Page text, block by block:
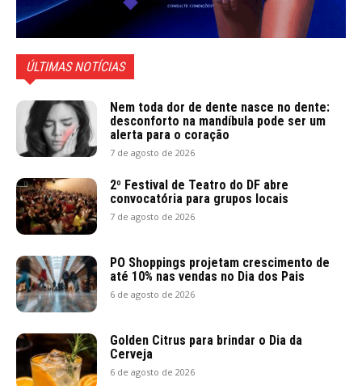
ÚLTIMAS NOTÍCIAS
Nem toda dor de dente nasce no dente:
desconforto na mandíbula pode ser um
alerta para o coração
7 de agosto de 2026
2º Festival de Teatro do DF abre
convocatória para grupos locais
7 de agosto de 2026
PO Shoppings projetam crescimento de
até 10% nas vendas no Dia dos Pais
6 de agosto de 2026
Golden Citrus para brindar o Dia da
Cerveja
6 de agosto de 2026